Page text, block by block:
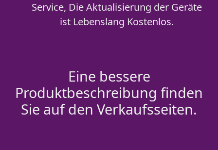
Service, Die Aktualisierung der Geräte
ist Lebenslang Kostenlos.
Eine bessere
Produktbeschreibung finden
Sie auf den Verkaufsseiten.